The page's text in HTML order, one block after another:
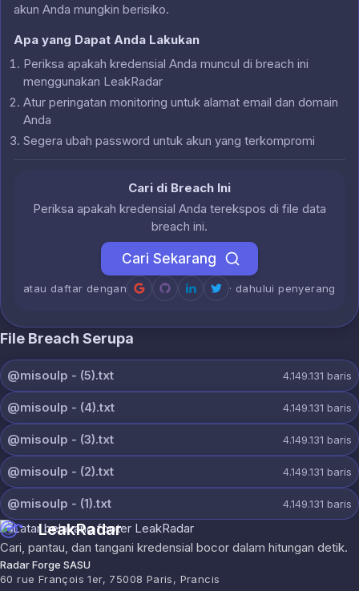
akun Anda mungkin berisiko.
Apa yang Dapat Anda Lakukan
Periksa apakah kredensial Anda muncul di breach ini
menggunakan LeakRadar
Atur peringatan monitoring untuk alamat email dan domain
Anda
Segera ubah password untuk akun yang terkompromi
Cari di Breach Ini
Periksa apakah kredensial Anda terekspos di file data
breach ini.
Cari Sekarang
atau daftar dengan · dahului penyerang
File Breach Serupa
@misoulp - (5).txt 4.149.131 baris
@misoulp - (4).txt 4.149.131 baris
@misoulp - (3).txt 4.149.131 baris
@misoulp - (2).txt 4.149.131 baris
@misoulp - (1).txt 4.149.131 baris
LeakRadar
Cari, pantau, dan tangani kredensial bocor dalam hitungan detik.
Radar Forge SASU
60 rue François 1er, 75008 Paris, Prancis